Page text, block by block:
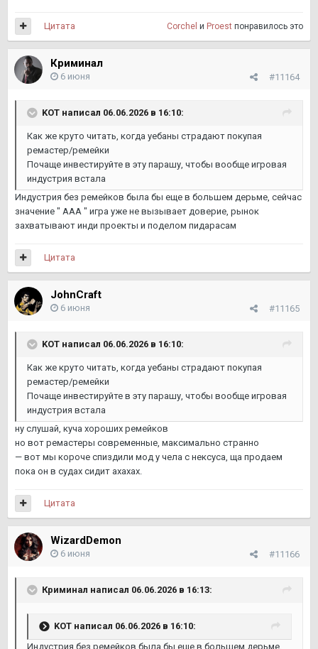
Corchel и Proest понравилось это
Цитата
Криминал
#11164
6 июня
KOТ написал 06.06.2026 в 16:10:
Как же круто читать, когда уебаны страдают покупая
ремастер/ремейки
Почаще инвестируйте в эту парашу, чтобы вообще игровая
индустрия встала
Индустрия без ремейков была бы еще в большем дерьме, сейчас
значение " ААА " игра уже не вызывает доверие, рынок
захватывают инди проекты и поделом пидарасам
Цитата
JohnCraft
#11165
6 июня
KOТ написал 06.06.2026 в 16:10:
Как же круто читать, когда уебаны страдают покупая
ремастер/ремейки
Почаще инвестируйте в эту парашу, чтобы вообще игровая
индустрия встала
ну слушай, куча хороших ремейков
но вот ремастеры современные, максимально странно
— вот мы короче спиздили мод у чела с нексуса, ща продаем
пока он в судах сидит ахахах.
Цитата
WizardDemon
#11166
6 июня
Криминал написал 06.06.2026 в 16:13:
KOТ написал 06.06.2026 в 16:10:
Индустрия без ремейков была бы еще в большем дерьме,